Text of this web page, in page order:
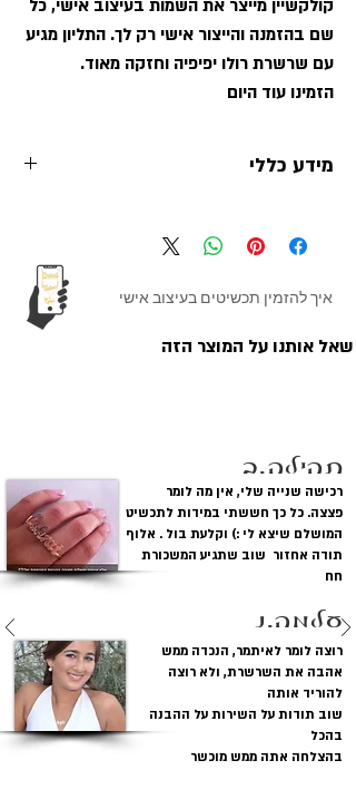
קולקשיין מייצר את השמות בעיצוב אישי, כל
שם בהזמנה והייצור אישי רק לך. התליון מגיע
עם שרשרת רולו יפיפיה וחזקה מאוד.
הזמינו עוד היום
מידע כללי
כסף0.925
בעיצוב אישי
מתכת: כסף 0.925
עובי התליון:
גופן:
וחריטות יהלום.
מידת התליון:
אורך ---- : 3.0 עד 4.0 ס"מ
גובה | : 1.5 -1.7 ס"מ
שאל אותנו על המוצר הזה
תהילה.ב
פצצה. כל כך חששתי במידות לתכשיט
המושלם שיצא לי :) וקלעת בול . אלוף
תודה אחזור שוב שתגיע המשכורת
חח
עלמה.נ
רוצה לומר לאיתמר, הנכדה ממש
אהבה את השרשרת, ולא רוצה
להוריד אותה
שוב תודות על השירות על ההבנה
בהכל
בהצלחה אתה ממש מוכשר